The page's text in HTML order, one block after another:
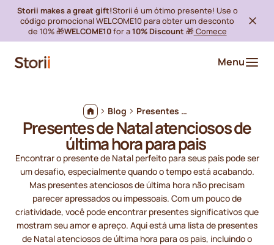
Storii makes a great gift!Storii é um ótimo presente! Use o
código promocional WELCOME10 para obter um desconto
de 10% 🎁WELCOME10for a10% Discount 🎁 Comece
Menu
Blog Presentes de Natal atenciosos de última hora para pais
Presentes de Natal atenciosos de
última hora para pais
Encontrar o presente de Natal perfeito para seus pais pode ser
um desafio, especialmente quando o tempo está acabando.
Mas presentes atenciosos de última hora não precisam
parecer apressados ou impessoais. Com um pouco de
criatividade, você pode encontrar presentes significativos que
mostram seu amor e apreço. Aqui está uma lista de presentes
de Natal atenciosos de última hora para os pais, incluindo o